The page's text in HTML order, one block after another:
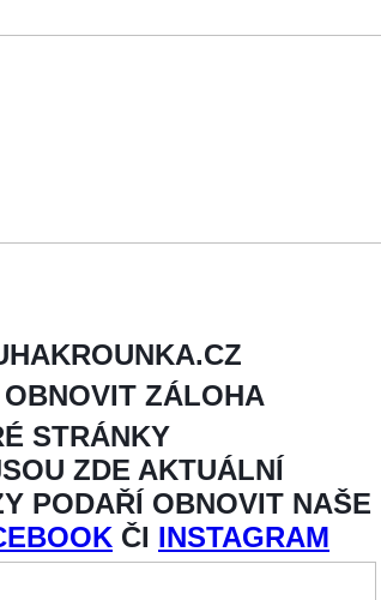
ZÁLOHA
STRÁNKY
ZDE AKTUÁLNÍ
PODAŘÍ OBNOVIT NAŠE
ČI INSTAGRAM